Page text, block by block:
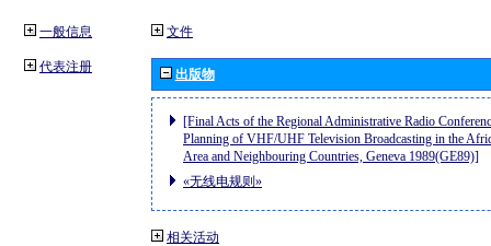
一般信息
代表注册
文件
出版物
[Final Acts of the Regional Administrative Radio
Planning of VHF/UHF Television Broadcasting in the
Area and Neighbouring Countries, Geneva 1989(GE89)]
«无线电规则»
相关活动